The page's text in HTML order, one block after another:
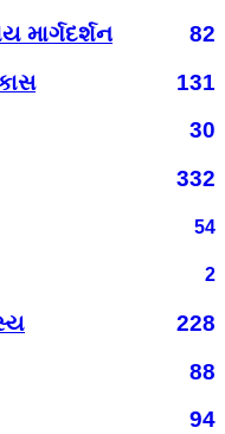
માર્ગદર્શન
82
131
30
332
54
2
228
88
94